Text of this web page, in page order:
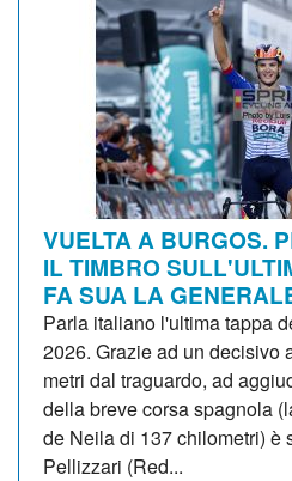
VUELTA A BURGOS.
IL TIMBRO
FA SUA LA
Parla italiano l'ultima tappa
2026. Grazie ad un decisivo
metri dal traguardo, ad
della breve corsa spagnola
de Neila di 137 chilometri) è
Pellizzari (Red...